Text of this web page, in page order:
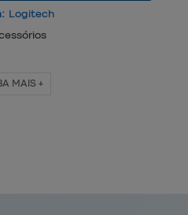
Logitech
MAIS +